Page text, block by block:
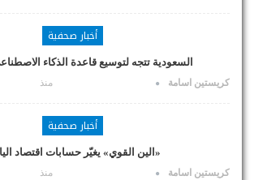
أخبار صحفية
السعودية تتجه لتوسيع قاعدة الذكاء
كريستين اسامة منذ
أخبار صحفية
«الين القوي» يغيّر حسابات اقتصاد
كريستين اسامة منذ